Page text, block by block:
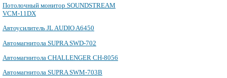
Потолочный монитор SOUNDSTREAM
VCM-11DX
Автоусилитель JL AUDIO A6450
Автомагнитола SUPRA SWD-702
Автомагнитола CHALLENGER CH-8056
Автомагнитола SUPRA SWM-703B